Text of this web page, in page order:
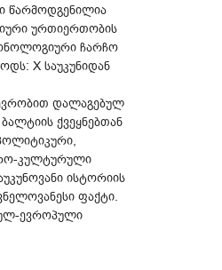
წარმოდგენილია
ურთიერთობის
ჩარჩო
X საუკუნიდან
დალაგებულ
ქვეყნებთან
კულტურული
ისტორიის
ფაქტი.
ევროპული